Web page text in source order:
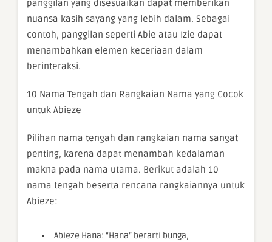
panggilan yang disesuaikan dapat memberikan
nuansa kasih sayang yang lebih dalam. Sebagai
contoh, panggilan seperti Abie atau Izie dapat
menambahkan elemen keceriaan dalam
berinteraksi.
10 Nama Tengah dan Rangkaian Nama yang Cocok
untuk Abieze
Pilihan nama tengah dan rangkaian nama sangat
penting, karena dapat menambah kedalaman
makna pada nama utama. Berikut adalah 10
nama tengah beserta rencana rangkaiannya untuk
Abieze:
Abieze Hana: “Hana” berarti bunga,